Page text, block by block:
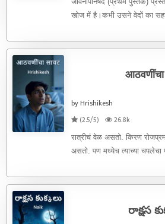
खोज में है।कभी उसने वेदों का
by Hrishikesh
(2.5/5)
26.8k
रात्रीचं वेळ असतो. किरण
असतो. पण मध्येच त्याच्या चपलेचा
రాక్షస